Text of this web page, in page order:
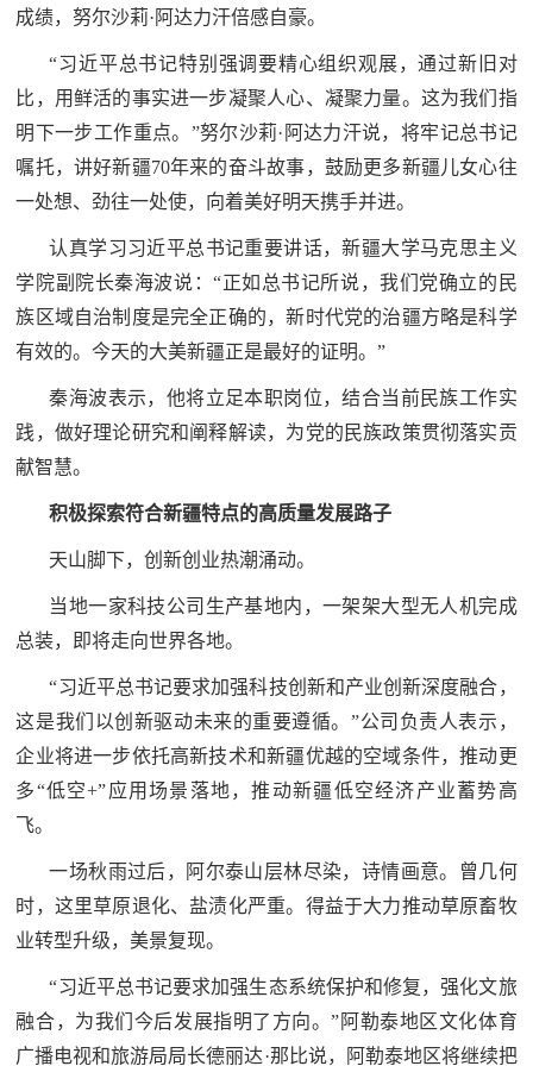
防
动
员
防
空
防
空
国
防
智
库
国
防
英
模
范
英
雄
范
退
军
人
采
退
军
人
风
退
军
成绩，努尔沙莉·阿达力汗倍感自豪。
“习近平总书记特别强调要精心组织观展，通过新旧对
比，用鲜活的事实进一步凝聚人心、凝聚力量。这为我们指
明下一步工作重点。”努尔沙莉·阿达力汗说，将牢记总书记
嘱托，讲好新疆70年来的奋斗故事，鼓励更多新疆儿女心往
一处想、劲往一处使，向着美好明天携手并进。
认真学习习近平总书记重要讲话，新疆大学马克思主义
学院副院长秦海波说：“正如总书记所说，我们党确立的民
族区域自治制度是完全正确的，新时代党的治疆方略是科学
有效的。今天的大美新疆正是最好的证明。”
秦海波表示，他将立足本职岗位，结合当前民族工作实
践，做好理论研究和阐释解读，为党的民族政策贯彻落实贡
献智慧。
积极探索符合新疆特点的高质量发展路子
天山脚下，创新创业热潮涌动。
当地一家科技公司生产基地内，一架架大型无人机完成
总装，即将走向世界各地。
“习近平总书记要求加强科技创新和产业创新深度融合，
这是我们以创新驱动未来的重要遵循。”公司负责人表示，
企业将进一步依托高新技术和新疆优越的空域条件，推动更
多“低空+”应用场景落地，推动新疆低空经济产业蓄势高
飞。
一场秋雨过后，阿尔泰山层林尽染，诗情画意。曾几何
时，这里草原退化、盐渍化严重。得益于大力推动草原畜牧
业转型升级，美景复现。
“习近平总书记要求加强生态系统保护和修复，强化文旅
融合，为我们今后发展指明了方向。”阿勒泰地区文化体育
广播电视和旅游局局长德丽达·那比说，阿勒泰地区将继续把